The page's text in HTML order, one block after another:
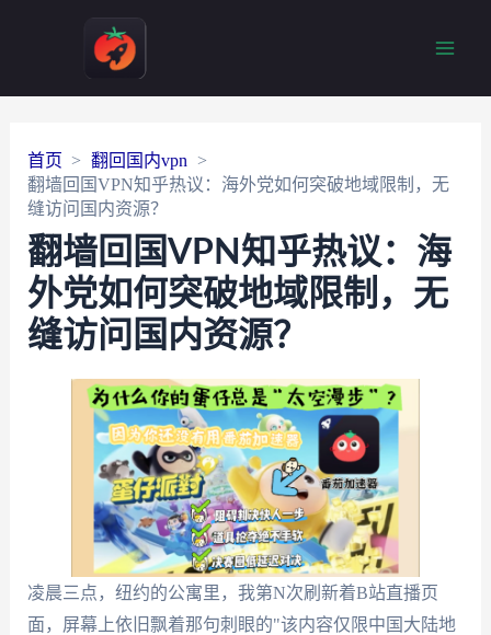
首页
翻回国内vpn
翻墙回国VPN知乎热议：海外党如何突破地域限制，无
缝访问国内资源？
翻墙回国VPN知乎热议：海
外党如何突破地域限制，无
缝访问国内资源？
凌晨三点，纽约的公寓里，我第N次刷新着B站直播页
面，屏幕上依旧飘着那句刺眼的"该内容仅限中国大陆地